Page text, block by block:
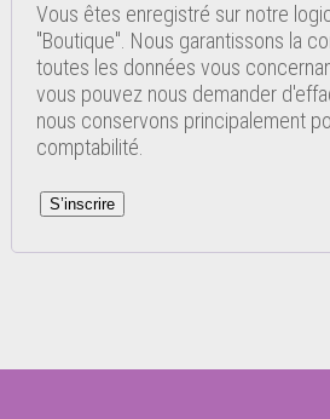
Vous êtes enregistré sur notre
"Boutique". Nous garantissons la
toutes les données vous
vous pouvez nous demander
nous conservons principalement
comptabilité.
S’inscrire